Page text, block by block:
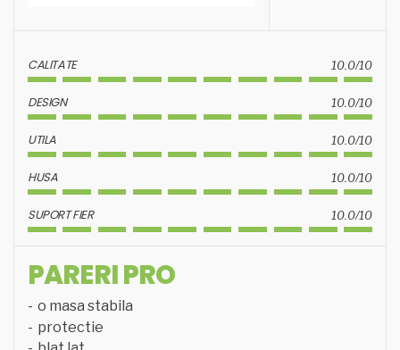
CALITATE 10.0/10
DESIGN 10.0/10
UTILA 10.0/10
HUSA 10.0/10
SUPORT FIER 10.0/10
PARERI PRO
o masa stabila
protectie